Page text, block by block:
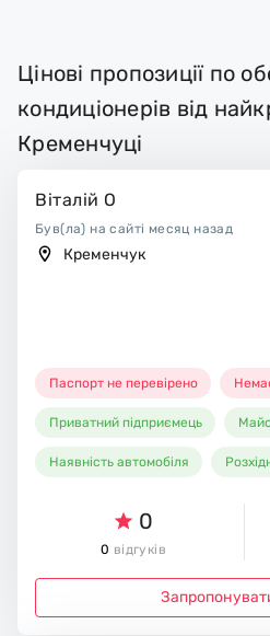
Цінові пропозиції по
кондиціонерів від
Кременчуці
Віталій О
Був(ла) на сайті месяц назад
Кременчук
Паспорт не перевірено
Приватний підприємець
Наявність автомобіля
0
0 відгуків